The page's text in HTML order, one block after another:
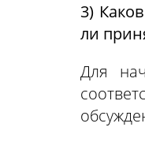
3)
ли
Для